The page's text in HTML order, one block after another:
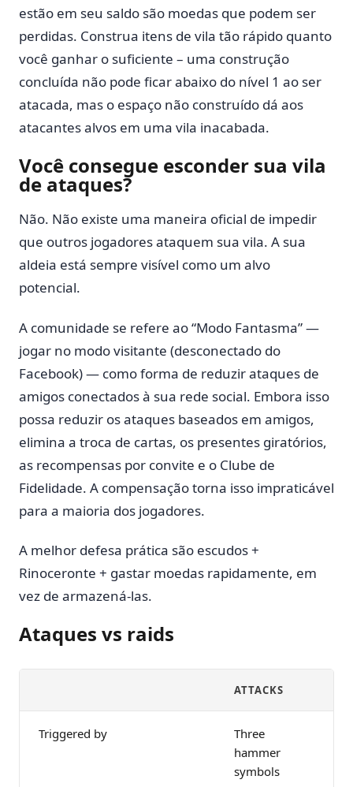
estão em seu saldo são moedas que podem ser
perdidas. Construa itens de vila tão rápido quanto
você ganhar o suficiente – uma construção
concluída não pode ficar abaixo do nível 1 ao ser
atacada, mas o espaço não construído dá aos
atacantes alvos em uma vila inacabada.
Você consegue esconder sua vila
de ataques?
Não. Não existe uma maneira oficial de impedir
que outros jogadores ataquem sua vila. A sua
aldeia está sempre visível como um alvo
potencial.
A comunidade se refere ao “Modo Fantasma” —
jogar no modo visitante (desconectado do
Facebook) — como forma de reduzir ataques de
amigos conectados à sua rede social. Embora isso
possa reduzir os ataques baseados em amigos,
elimina a troca de cartas, os presentes giratórios,
as recompensas por convite e o Clube de
Fidelidade. A compensação torna isso impraticável
para a maioria dos jogadores.
A melhor defesa prática são escudos +
Rinoceronte + gastar moedas rapidamente, em
vez de armazená-las.
Ataques vs raids
ATTACKS
Triggered by
Three
hammer
symbols